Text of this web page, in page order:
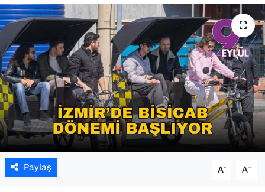
Paylaş A- A+
SAĞLIK
TEKNOLOJİ
YAŞAM
YEREL YÖNETİMLER